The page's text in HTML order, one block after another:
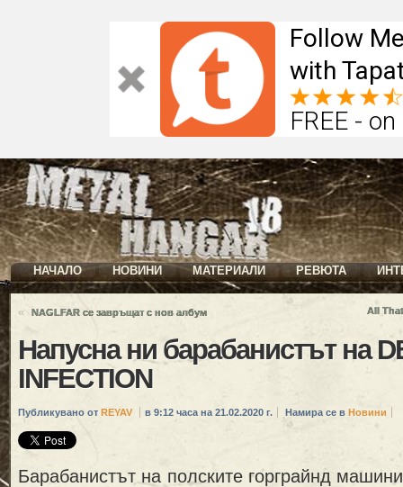
Follow
with
FREE -
НАЧАЛО НОВИНИ МАТЕРИАЛИ РЕВЮТА
« NAGLFAR се завръщат с нов албум All
Напусна ни барабанистът на
INFECTION
Публикувано от REYAV в 9:12 часа на 21.02.2020 г. Намира се в Новини
Барабанистът на полските горграйнд